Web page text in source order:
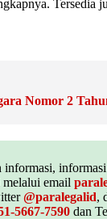
Tersedia
Nomor 2
email
@paralegalid,
5667-7590dan